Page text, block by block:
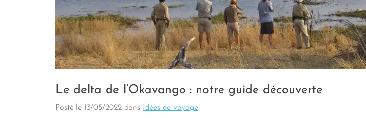
Le delta de l’Okavango : notre guide découverte
Posté le 13/05/2022 dans Idées de voyage